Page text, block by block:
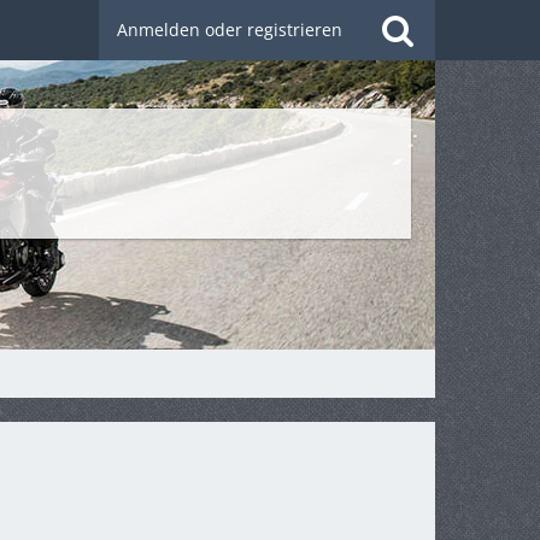
Anmelden oder registrieren